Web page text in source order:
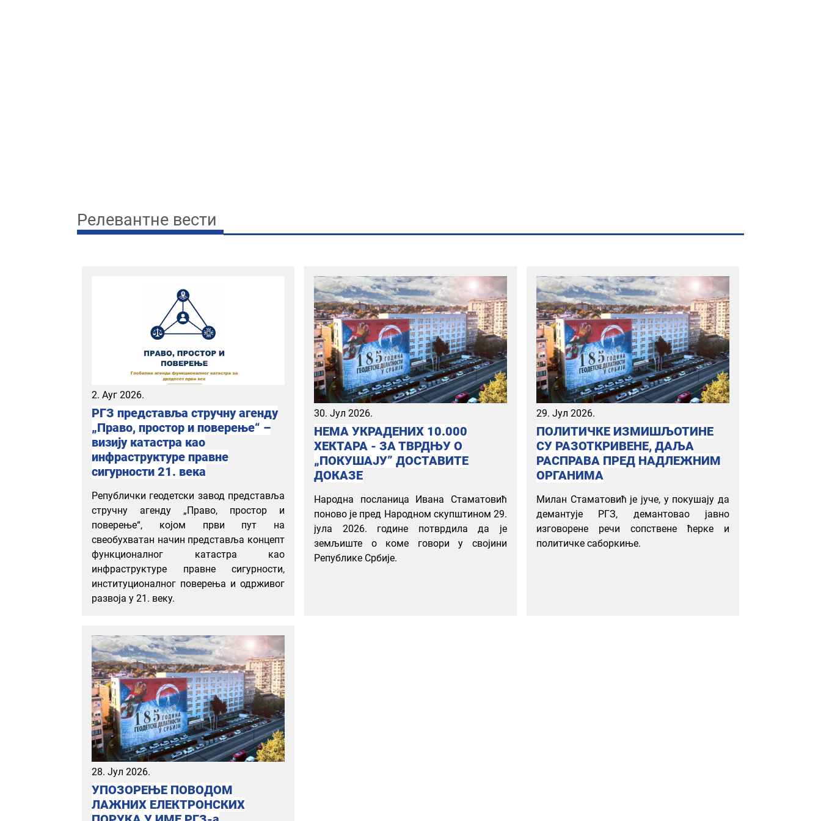
Релевантне вести
2. Ауг 2026.
РГЗ представља стручну агенду
„Право, простор и поверење“ –
визију катастра као
инфраструктуре правне
сигурности 21. века
Републички геодетски завод представља
стручну агенду „Право, простор и
поверење“, којом први пут на
свеобухватан начин представља концепт
функционалног катастра као
инфраструктуре правне сигурности,
институционалног поверења и одрживог
развоја у 21. веку.
30. Јул 2026.
НЕМА УКРАДЕНИХ 10.000
ХЕКТАРА - ЗА ТВРДЊУ О
„ПОКУШАЈУ” ДОСТАВИТЕ
ДОКАЗЕ
Народна посланица Ивана Стаматовић
поново је пред Народном скупштином 29.
јула 2026. године потврдила да је
земљиште о коме говори у својини
Републике Србије.
29. Јул 2026.
ПОЛИТИЧКЕ ИЗМИШЉОТИНЕ
СУ РАЗОТКРИВЕНЕ, ДАЉА
РАСПРАВА ПРЕД НАДЛЕЖНИМ
ОРГАНИМА
Милан Стаматовић је јуче, у покушају да
демантује РГЗ, демантовао јавно
изговорене речи сопствене ћерке и
политичке саборкиње.
28. Јул 2026.
УПОЗОРЕЊЕ ПОВОДОМ
ЛАЖНИХ ЕЛЕКТРОНСКИХ